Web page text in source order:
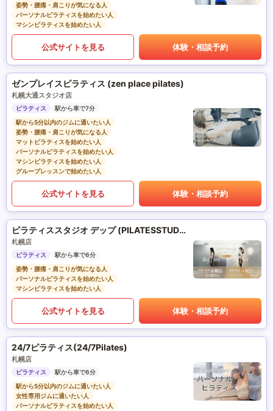
姿勢・腰痛・肩こりが気になる人
パーソナルピラティスを始めたい人
マシンピラティスを始めたい人
公式サイトを見る 体験・相談予約
ゼンプレイスピラティス (zen place pilates)
札幌大通スタジオ店
ピラティス
駅から車で7分
駅から5分以内のジムに通いたい人
姿勢・腰痛・肩こりが気になる人
マットピラティスを始めたい人
パーソナルピラティスを始めたい人
マシンピラティスを始めたい人
グループレッスンで始めたい人
公式サイトを見る 体験・相談予約
ピラティススタジオ デップ (PILATESSTUDIO DEP)
札幌店
ピラティス
駅から車で6分
姿勢・腰痛・肩こりが気になる人
パーソナルピラティスを始めたい人
マシンピラティスを始めたい人
公式サイトを見る 体験・相談予約
24/7ピラティス(24/7Pilates)
札幌店
ピラティス
駅から車で6分
駅から5分以内のジムに通いたい人
女性専用ジムに通いたい人
パーソナルピラティスを始めたい人